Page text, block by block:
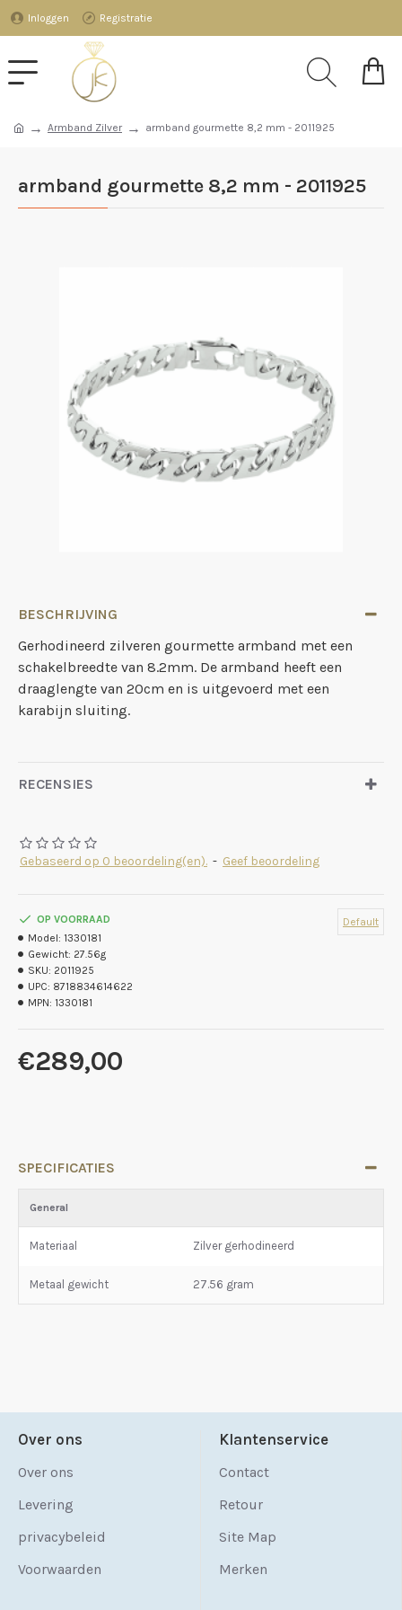
Inloggen Registratie
Armband Zilver armband gourmette 8,2 mm - 2011925
armband gourmette 8,2 mm - 2011925
BESCHRIJVING
Gerhodineerd zilveren gourmette armband met een
schakelbreedte van 8.2mm. De armband heeft een
draaglengte van 20cm en is uitgevoerd met een
karabijn sluiting.
RECENSIES
Gebaseerd op 0 beoordeling(en). - Geef beoordeling
€289,00
OP VOORRAAD
Model: 1330181
Gewicht: 27.56g
SKU: 2011925
UPC: 8718834614622
MPN: 1330181
Default
SPECIFICATIES
General
Materiaal Zilver gerhodineerd
Metaal gewicht 27.56 gram
Over ons
Over ons
Levering
privacybeleid
Voorwaarden
Klantenservice
Contact
Retour
Site Map
Merken